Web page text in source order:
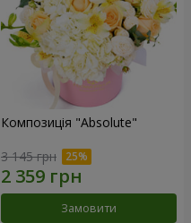
Композиція "Absolute"
3 145 грн
Замовити